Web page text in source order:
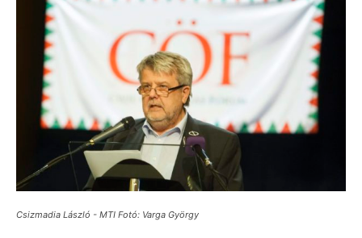
Csizmadia László - MTI Fotó: Varga György